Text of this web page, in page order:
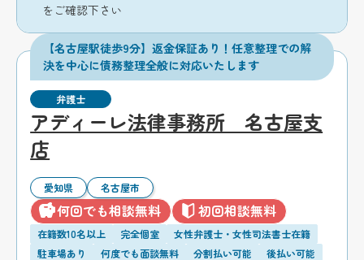
をご確認下さい
【名古屋駅徒歩9分】返金保証あり！任意整理での解
決を中心に債務整理全般に対応いたします
弁護士
アディーレ法律事務所 名古屋支
店
愛知県 名古屋市
何回でも相談無料 初回相談無料
在籍数10名以上 完全個室
女性弁護士・女性司法書士在籍
駐車場あり
何度でも面談無料 分割払い可能 後払い可能